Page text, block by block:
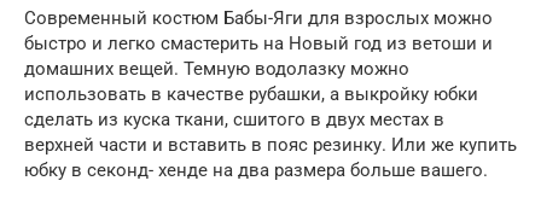
Современный костюм Бабы-Яги для взрослых можно
быстро и легко смастерить на Новый год из ветоши и
домашних вещей. Темную водолазку можно
использовать в качестве рубашки, а выкройку юбки
сделать из куска ткани, сшитого в двух местах в
верхней части и вставить в пояс резинку. Или же купить
юбку в секонд- хенде на два размера больше вашего.